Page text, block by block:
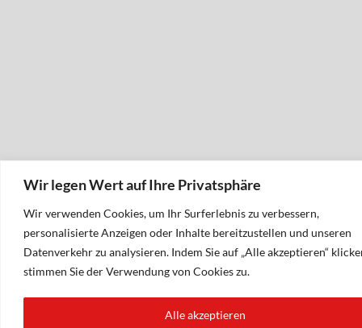
Wir legen Wert auf Ihre Privatsphäre
Wir verwenden Cookies, um Ihr Surferlebnis zu verbessern,
personalisierte Anzeigen oder Inhalte bereitzustellen und unseren
Datenverkehr zu analysieren. Indem Sie auf „Alle akzeptieren“
stimmen Sie der Verwendung von Cookies zu.
Alle akzeptieren